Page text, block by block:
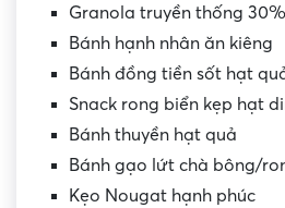
Granola truyền thống
Bánh hạnh nhân ăn kiêng
Bánh đồng tiền sốt hạt
Snack rong biển kẹp hạt
Bánh thuyền hạt quả
Bánh gạo lứt chà bông/
Kẹo Nougat hạnh phúc